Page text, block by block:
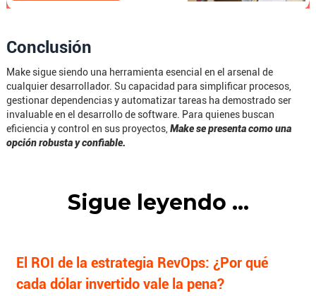
Conclusión
Make sigue siendo una herramienta esencial en el arsenal de
cualquier desarrollador. Su capacidad para simplificar procesos,
gestionar dependencias y automatizar tareas ha demostrado ser
invaluable en el desarrollo de software. Para quienes buscan
eficiencia y control en sus proyectos,Make se presenta como una
opción robusta y confiable.
Sigue leyendo ...
El ROI de la estrategia RevOps: ¿Por qué
cada dólar invertido vale la pena?